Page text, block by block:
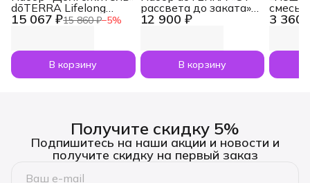
15 067 ₽15 860 ₽−5%
dōTERRA Lifelong
Vitality Pack, 3x120
В корзину
12 900 ₽
рассвета до заката»
увлажнитель воздуха
по 5 мл
В корзину
3 360
смесь
Получите скидку 5%
Подпишитесь на наши акции и новости и
получите скидку на первый заказ